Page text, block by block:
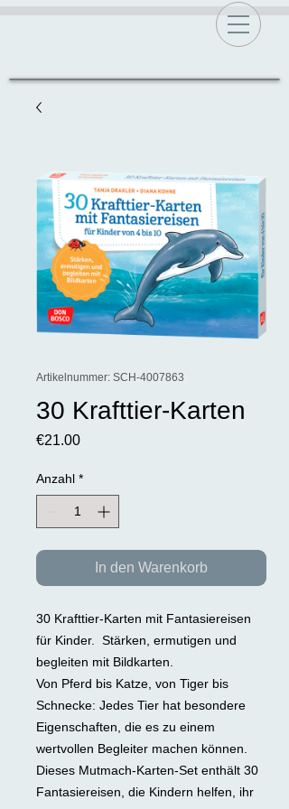
Artikelnummer: SCH-4007863
30 Krafttier-Karten
€21.00Preis
Anzahl *
In den Warenkorb
30 Krafttier-Karten mit Fantasiereisen
für Kinder. Stärken, ermutigen und
begleiten mit Bildkarten.
Von Pferd bis Katze, von Tiger bis
Schnecke: Jedes Tier hat besondere
Eigenschaften, die es zu einem
wertvollen Begleiter machen können.
Dieses Mutmach-Karten-Set enthält 30
Fantasiereisen, die Kindern helfen, ihr